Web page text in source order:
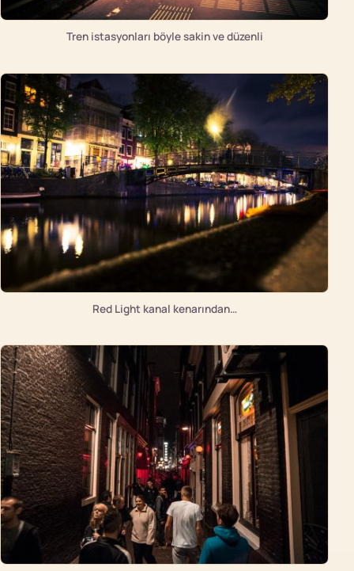
Tren istasyonları böyle sakin ve düzenli
Red Light kanal kenarından…